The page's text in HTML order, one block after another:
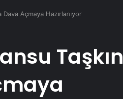
Açmaya Hazırlanıyor
Taşkın